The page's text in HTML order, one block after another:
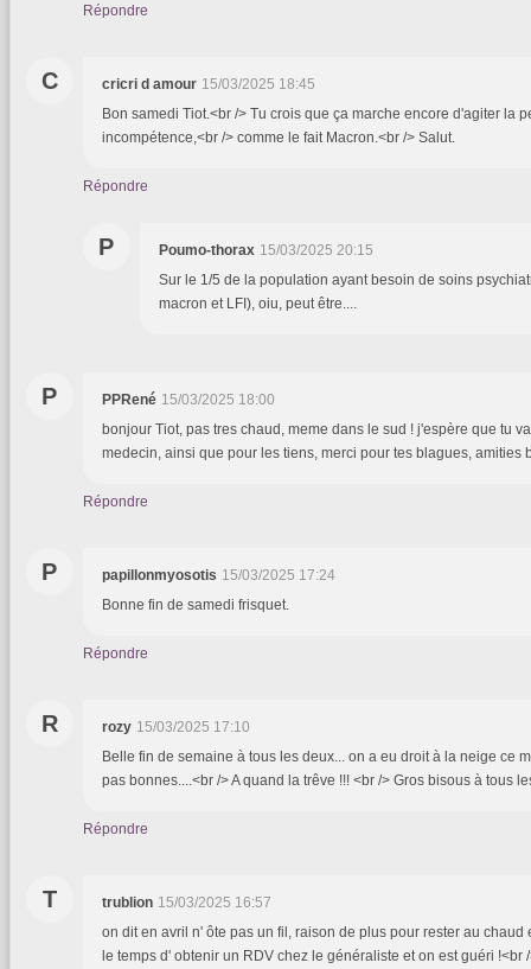
Répondre
C cricri d amour 15/03/2025 18:45
Bon samedi Tiot.<br /> Tu crois que ça marche encore d'agiter la
incompétence,<br /> comme le fait Macron.<br /> Salut.
Répondre
P Poumo-thorax 15/03/2025 20:15
Sur le 1/5 de la population ayant besoin de soins
macron et LFI), oiu, peut être....
P PPRené 15/03/2025 18:00
bonjour Tiot, pas tres chaud, meme dans le sud ! j'espère que tu
medecin, ainsi que pour les tiens, merci pour tes blagues, amities
Répondre
P papillonmyosotis 15/03/2025 17:24
Bonne fin de samedi frisquet.
Répondre
R rozy 15/03/2025 17:10
Belle fin de semaine à tous les deux... on a eu droit à la neige ce
pas bonnes....<br /> A quand la trêve !!! <br /> Gros bisous à tous
Répondre
T trublion 15/03/2025 16:57
on dit en avril n' ôte pas un fil, raison de plus pour rester au chaud
le temps d' obtenir un RDV chez le généraliste et on est guéri !<br